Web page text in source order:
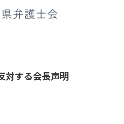
対する会長声明